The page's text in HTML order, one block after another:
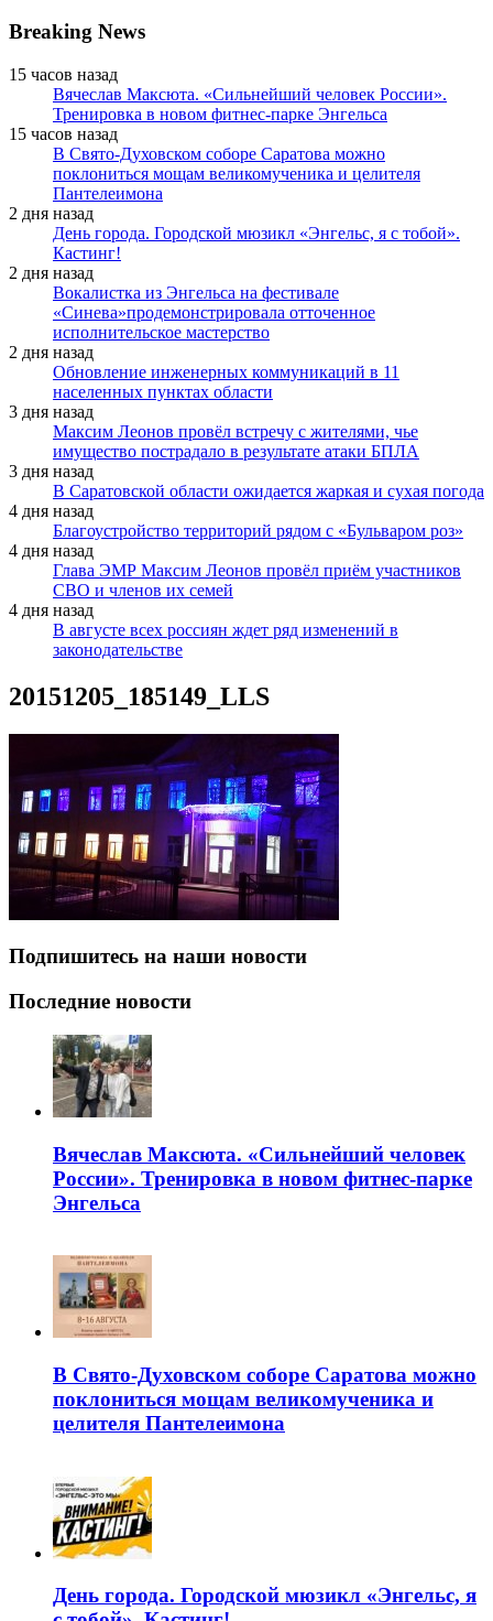
Breaking News
15 часов назад
Вячеслав Максюта. «Сильнейший человек России».
Тренировка в новом фитнес-парке Энгельса
15 часов назад
В Свято-Духовском соборе Саратова можно
поклониться мощам великомученика и целителя
Пантелеимона
2 дня назад
День города. Городской мюзикл «Энгельс, я с тобой».
Кастинг!
2 дня назад
Вокалистка из Энгельса на фестивале
«Синева»продемонстрировала отточенное
исполнительское мастерство
2 дня назад
Обновление инженерных коммуникаций в 11
населенных пунктах области
3 дня назад
Максим Леонов провёл встречу с жителями, чье
имущество пострадало в результате атаки БПЛА
3 дня назад
В Саратовской области ожидается жаркая и сухая погода
4 дня назад
Благоустройство территорий рядом с «Бульваром роз»
4 дня назад
Глава ЭМР Максим Леонов провёл приём участников
СВО и членов их семей
4 дня назад
В августе всех россиян ждет ряд изменений в
законодательстве
20151205_185149_LLS
Подпишитесь на наши новости
Последние новости
Вячеслав Максюта. «Сильнейший человек
России». Тренировка в новом фитнес-парке
Энгельса
В Свято-Духовском соборе Саратова можно
поклониться мощам великомученика и
целителя Пантелеимона
День города. Городской мюзикл «Энгельс, я